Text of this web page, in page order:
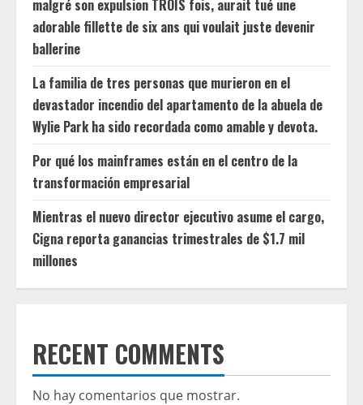
malgré son expulsion TROIS fois, aurait tué une
adorable fillette de six ans qui voulait juste devenir
ballerine
La familia de tres personas que murieron en el
devastador incendio del apartamento de la abuela de
Wylie Park ha sido recordada como amable y devota.
Por qué los mainframes están en el centro de la
transformación empresarial
Mientras el nuevo director ejecutivo asume el cargo,
Cigna reporta ganancias trimestrales de $1.7 mil
millones
RECENT COMMENTS
No hay comentarios que mostrar.